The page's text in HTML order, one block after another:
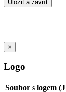
×
Logo
Soubor s logem